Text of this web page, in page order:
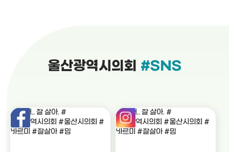
울산광역시의회 #SNS